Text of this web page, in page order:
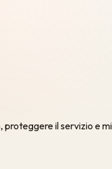
il servizio e